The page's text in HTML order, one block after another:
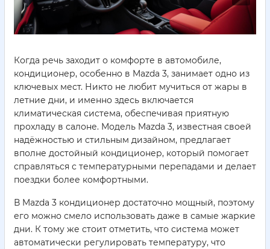
Когда речь заходит о комфорте в автомобиле,
кондиционер, особенно в Mazda 3, занимает одно из
ключевых мест. Никто не любит мучиться от жары в
летние дни, и именно здесь включается
климатическая система, обеспечивая приятную
прохладу в салоне. Модель Mazda 3, известная своей
надёжностью и стильным дизайном, предлагает
вполне достойный кондиционер, который помогает
справляться с температурными перепадами и делает
поездки более комфортными.
В Mazda 3 кондиционер достаточно мощный, поэтому
его можно смело использовать даже в самые жаркие
дни. К тому же стоит отметить, что система может
автоматически регулировать температуру, что